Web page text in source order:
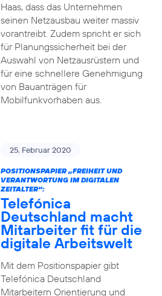
Haas, dass das Unternehmen
seinen Netzausbau weiter massiv
vorantreibt. Zudem spricht er sich
für Planungssicherheit bei der
Auswahl von Netzausrüstern und
für eine schnellere Genehmigung
von Bauanträgen für
Mobilfunkvorhaben aus.
25. Februar 2020
POSITIONSPAPIER „FREIHEIT UND
VERANTWORTUNG IM DIGITALEN
ZEITALTER“:
Telefónica
Deutschland macht
Mitarbeiter fit für die
digitale Arbeitswelt
Mit dem Positionspapier gibt
Telefónica Deutschland
Mitarbeitern Orientierung und